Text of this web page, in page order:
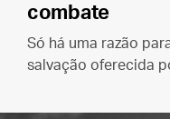
combate
Só há uma razão
salvação oferecida